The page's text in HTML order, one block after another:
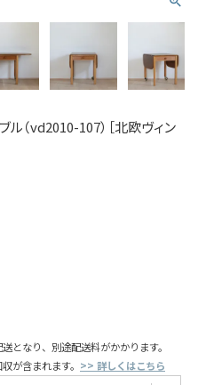
ル（vd2010-107）［北欧ヴィン
となり、別途配送料がかかります。
が含まれます。 >> 詳しくはこちら